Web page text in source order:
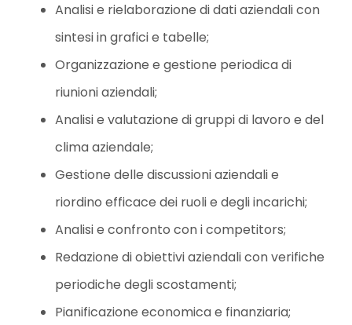
Analisi e rielaborazione di dati aziendali con
sintesi in grafici e tabelle;
Organizzazione e gestione periodica di
riunioni aziendali;
Analisi e valutazione di gruppi di lavoro e del
clima aziendale;
Gestione delle discussioni aziendali e
riordino efficace dei ruoli e degli incarichi;
Analisi e confronto con i competitors;
Redazione di obiettivi aziendali con verifiche
periodiche degli scostamenti;
Pianificazione economica e finanziaria;